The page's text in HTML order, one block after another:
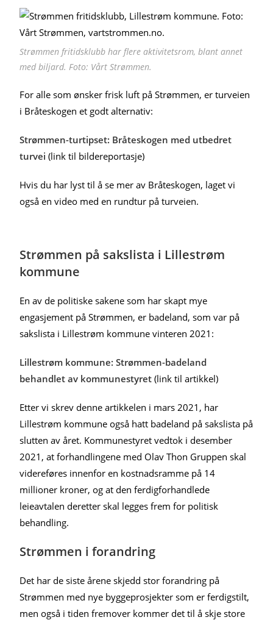
Strømmen fritidsklubb har flere aktivitetsrom, blant annet
med biljard. Foto: Vårt Strømmen.
For alle som ønsker frisk luft på Strømmen, er turveien
i Bråteskogen et godt alternativ:
Strømmen-turtipset: Bråteskogen med utbedret
turvei (link til bildereportasje)
Hvis du har lyst til å se mer av Bråteskogen, laget vi
også en video med en rundtur på turveien.
Strømmen på sakslista i Lillestrøm
kommune
En av de politiske sakene som har skapt mye
engasjement på Strømmen, er badeland, som var på
sakslista i Lillestrøm kommune vinteren 2021:
Lillestrøm kommune: Strømmen-badeland
behandlet av kommunestyret (link til artikkel)
Etter vi skrev denne artikkelen i mars 2021, har
Lillestrøm kommune også hatt badeland på sakslista på
slutten av året. Kommunestyret vedtok i desember
2021, at forhandlingene med Olav Thon Gruppen skal
videreføres innenfor en kostnadsramme på 14
millioner kroner, og at den ferdigforhandlede
leieavtalen deretter skal legges frem for politisk
behandling.
Strømmen i forandring
Det har de siste årene skjedd stor forandring på
Strømmen med nye byggeprosjekter som er ferdigstilt,
men også i tiden fremover kommer det til å skje store